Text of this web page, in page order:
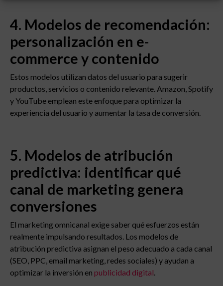
4. Modelos de recomendación:
personalización en e-
commerce y contenido
Estos modelos utilizan datos del usuario para sugerir
productos, servicios o contenido relevante. Amazon, Spotify
y YouTube emplean este enfoque para optimizar la
experiencia del usuario y aumentar la tasa de conversión.
5. Modelos de atribución
predictiva: identificar qué
canal de marketing genera
conversiones
El marketing omnicanal exige saber qué esfuerzos están
realmente impulsando resultados. Los modelos de
atribución predictiva asignan el peso adecuado a cada canal
(SEO, PPC, email marketing, redes sociales) y ayudan a
optimizar la inversión en publicidad digital.